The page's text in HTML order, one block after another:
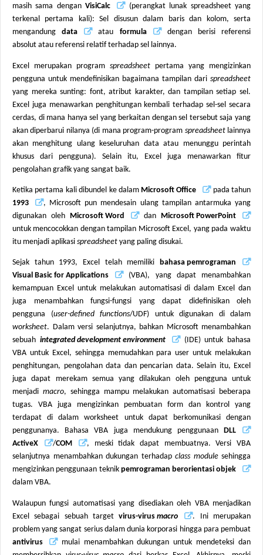
masih sama denganVisiCalc
(perangkat lunak spreadsheet yang
terkenal pertama kali): Sel disusun dalam baris dan kolom, serta
mengandungdata atau formula
dengan berisi referensi
absolut atau referensi relatif terhadap sel lainnya.
Excel merupakan program spreadsheet pertama yang mengizinkan
pengguna untuk mendefinisikan bagaimana tampilan dari spreadsheet
yang mereka sunting: font, atribut karakter, dan tampilan setiap sel.
Excel juga menawarkan penghitungan kembali terhadap sel-sel secara
cerdas, di mana hanya sel yang berkaitan dengan sel tersebut saja yang
akan diperbarui nilanya (di mana program-program spreadsheetlainnya
akan menghitung ulang keseluruhan data atau menunggu perintah
khusus dari pengguna). Selain itu, Excel juga menawarkan fitur
pengolahan grafik yang sangat baik.
Ketika pertama kali dibundel ke dalam Microsoft Office
pada tahun
1993
, Microsoft pun mendesain ulang tampilan antarmuka yang
digunakan oleh Microsoft Word dan Microsoft PowerPoint
untuk mencocokkan dengan tampilan Microsoft Excel, yang pada waktu
itu menjadi aplikasi spreadsheet yang paling disukai.
Sejak tahun 1993, Excel telah memiliki bahasa pemrograman
Visual Basic for Applications
(VBA), yang dapat menambahkan
kemampuan Excel untuk melakukan automatisasi di dalam Excel dan
juga menambahkan fungsi-fungsi yang dapat didefinisikan oleh
pengguna (user-defined functions/UDF) untuk digunakan di dalam
worksheet. Dalam versi selanjutnya, bahkan Microsoft menambahkan
sebuah integrated development environment
(IDE) untuk bahasa
VBA untuk Excel, sehingga memudahkan para user untuk melakukan
penghitungan, pengolahan data dan pencarian data. Selain itu, Excel
juga dapat merekam semua yang dilakukan oleh pengguna untuk
menjadi macro, sehingga mampu melakukan automatisasi beberapa
tugas. VBA juga mengizinkan pembuatan form dan kontrol yang
terdapat di dalam worksheet untuk dapat berkomunikasi dengan
penggunanya. Bahasa VBA juga mendukung penggunaan DLL
ActiveX
/COM
, meski tidak dapat membuatnya. Versi VBA
selanjutnya menambahkan dukungan terhadap class modulesehingga
mengizinkan penggunaan teknik pemrograman berorientasi objek
dalam VBA.
Walaupun fungsi automatisasi yang disediakan oleh VBA menjadikan
Excel sebagai sebuah targetvirus-virusmacro
. Ini merupakan
problem yang sangat serius dalam dunia korporasi hingga para pembuat
antivirus
mulai menambahkan dukungan untuk mendeteksi dan